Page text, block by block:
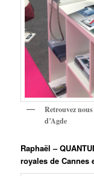
Retrouvez
d’Agde
Raphaël –
royales de Cannes